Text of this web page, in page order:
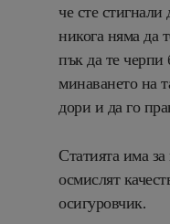
че сте
никога няма да
пък да те черпи
минаването на
дори и да го
Статията има
осмислят
осигуровчик.